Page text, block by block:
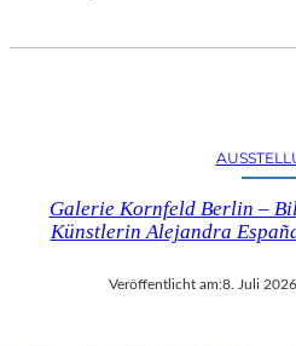
Galerie Kornfeld Berlin –
Künstlerin Alejandra
Veröffentlicht am:8. Juli 2026